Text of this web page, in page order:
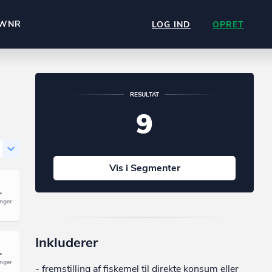
LOG IND OPRET
RESULTAT
9
Vis i Segmenter
Inkluderer
- fremstilling af fiskemel til direkte konsum eller